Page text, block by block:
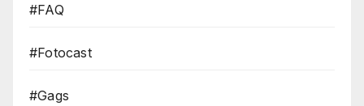
#FAQ
#Fotocast
#Gags